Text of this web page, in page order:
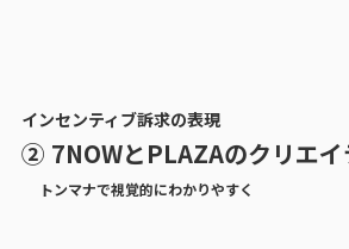
インセンティブ訴求の表現
② 7NOWとPLAZAのクリエイ
トンマナで視覚的にわかりやすく